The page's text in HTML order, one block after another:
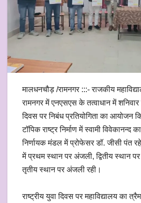
मालधनचौड़ /रामनगर :::- राजकीय
रामनगर में एनएसएस के तत्वाधान में शनिवार
दिवस पर निबंध प्रतियोगिता का आयोजन
टॉपिक राष्ट्र निर्माण में स्वामी विवेकानन्द
निर्णायक मंडल में प्रोफेसर डॉ. जीसी पंत
में प्रथम स्थान पर अंजली, द्वितीय स्थान
तृतीय स्थान पर अंजली रही।
राष्ट्रीय युवा दिवस पर महाविद्यालय का